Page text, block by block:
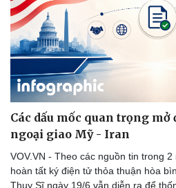
Các dấu mốc quan trọng
ngoại giao Mỹ - Iran
VOV.VN - Theo các nguồn tin trong
hoàn tất ký điện tử thỏa thuận hòa
Thụy Sĩ ngày 19/6 vẫn diễn ra để